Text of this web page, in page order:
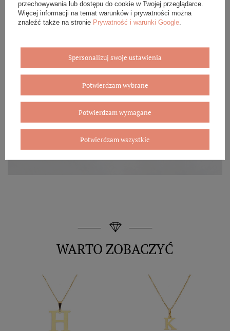
WARTO ZOBACZYĆ
przechowywania lub dostępu do cookie w Twojej przeglądarce.
Więcej informacji na temat warunków i prywatności można
znaleźć także na stronie Prywatność i warunki Google
Spersonalizuj swoje ustawienia
Potwierdzam wybrane
Potwierdzam wymagane
Potwierdzam wszystkie